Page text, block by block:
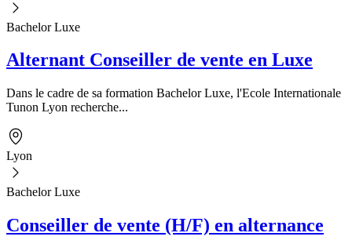
Bachelor Luxe
Alternant Conseiller de vente en Luxe
Dans le cadre de sa formation Bachelor Luxe, l'Ecole Internationale
Tunon Lyon recherche...
Lyon
Bachelor Luxe
Conseiller de vente (H/F) en alternance